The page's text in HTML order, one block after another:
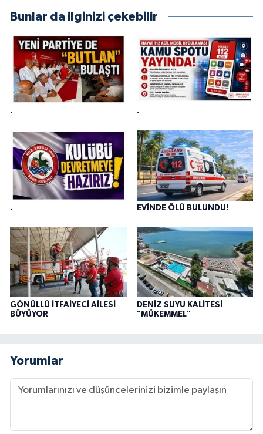
Bunlar da ilginizi çekebilir
. .
. EVİNDE ÖLÜ BULUNDU!
GÖNÜLLÜ İTFAİYECİ AİLESİ
BÜYÜYOR
DENİZ SUYU KALİTESİ
"MÜKEMMEL"
Yorumlar